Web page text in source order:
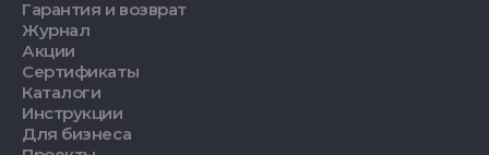
Гарантия и возврат
Журнал
Акции
Сертификаты
Каталоги
Инструкции
Для бизнеса